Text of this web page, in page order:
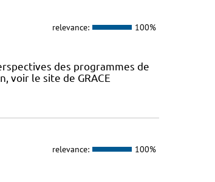
relevance: 100%
des programmes de
voir le site de GRACE
relevance: 100%